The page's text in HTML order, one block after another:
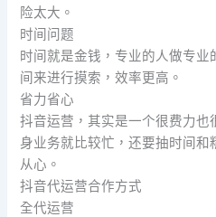
险太大。
时间问题
时间就是金钱，专业的人做专业
间来进行摸索，效率更高。
省力省心
抖音运营，其实是一个很费力也
身业务就比较忙，还要抽时间和
从心。
抖音代运营合作方式
全代运营